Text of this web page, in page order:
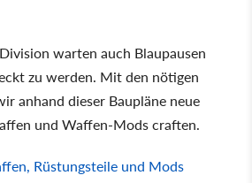
warten auch Blaupausen
zu werden. Mit den nötigen
anhand dieser Baupläne neue
und Waffen-Mods craften.
Rüstungsteile und Mods